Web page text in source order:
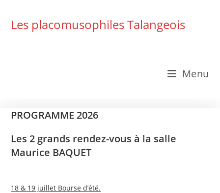
contentLes placomusophiles Talangeois
Menu
PROGRAMME 2026
Les 2 grands rendez-vous à la salle
Maurice BAQUET
18 & 19 juillet Bourse d’été.